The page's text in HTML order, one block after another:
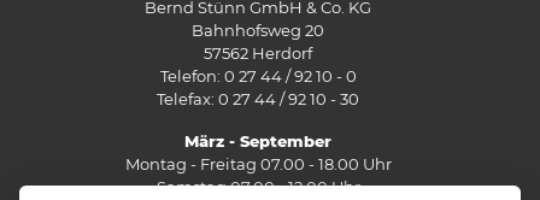
Bernd Stünn GmbH & Co. KG
Bahnhofsweg 20
57562 Herdorf
Telefon: 0 27 44 / 92 10 - 0
Telefax: 0 27 44 / 92 10 - 30
März - September
Montag - Freitag 07.00 - 18.00 Uhr
Samstag 07.00 - 12.00 Uhr